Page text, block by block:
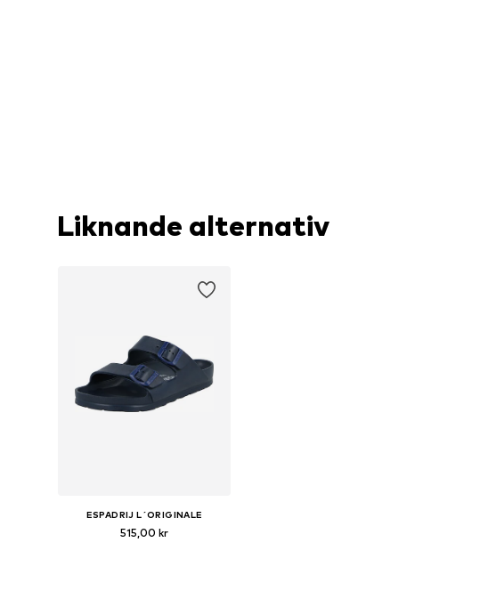
Liknande alternativ
ESPADRIJ L´ORIGINALE
515,00 kr